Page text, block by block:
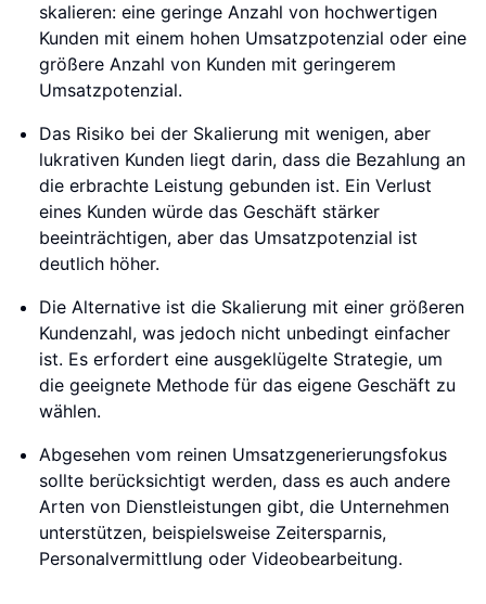
skalieren: eine geringe Anzahl von hochwertigen
Kunden mit einem hohen Umsatzpotenzial oder eine
größere Anzahl von Kunden mit geringerem
Umsatzpotenzial.
Das Risiko bei der Skalierung mit wenigen, aber
lukrativen Kunden liegt darin, dass die Bezahlung an
die erbrachte Leistung gebunden ist. Ein Verlust
eines Kunden würde das Geschäft stärker
beeinträchtigen, aber das Umsatzpotenzial ist
deutlich höher.
Die Alternative ist die Skalierung mit einer größeren
Kundenzahl, was jedoch nicht unbedingt einfacher
ist. Es erfordert eine ausgeklügelte Strategie, um
die geeignete Methode für das eigene Geschäft zu
wählen.
Abgesehen vom reinen Umsatzgenerierungsfokus
sollte berücksichtigt werden, dass es auch andere
Arten von Dienstleistungen gibt, die Unternehmen
unterstützen, beispielsweise Zeitersparnis,
Personalvermittlung oder Videobearbeitung.